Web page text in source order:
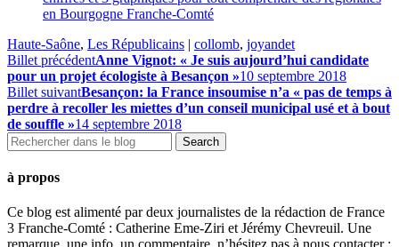
en Bourgogne Franche-Comté
Haute-Saône, Les Républicains | collomb, joyandet
Billet précédentAnne Vignot: « Je suis aujourd’hui candidate
pour un projet écologiste à Besançon »10 septembre 2018
Billet suivantBesançon: la France insoumise n’a « pas de temps à
perdre à recoller les miettes d’un conseil municipal usé et à bout
de souffle »14 septembre 2018
à propos
Ce blog est alimenté par deux journalistes de la rédaction de France
3 Franche-Comté : Catherine Eme-Ziri et Jérémy Chevreuil. Une